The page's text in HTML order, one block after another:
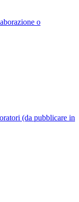
o
(da pubblicare in